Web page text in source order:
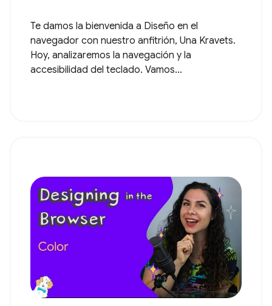
Te damos la bienvenida a Diseño en el
navegador con nuestro anfitrión, Una Kravets.
Hoy, analizaremos la navegación y la
accesibilidad del teclado. Vamos...